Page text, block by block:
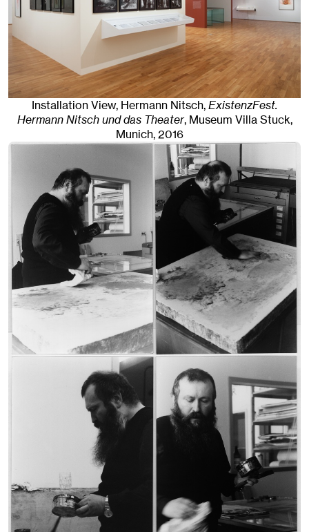
Installation View, Hermann Nitsch,ExistenzFest.
Hermann Nitsch und das Theater, Museum Villa Stuck,
Munich, 2016